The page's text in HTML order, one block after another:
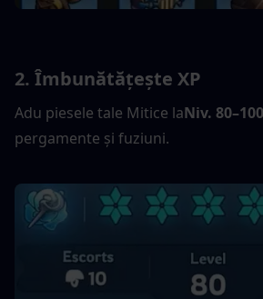
2. Îmbunătățește XP
Adu piesele tale Mitice laNiv. 80–100
pergamente și fuziuni.